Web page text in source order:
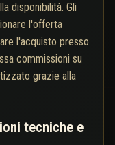
disponibilità. Gli
l'offerta
l'acquisto presso
commissioni su
grazie alla
tecniche e